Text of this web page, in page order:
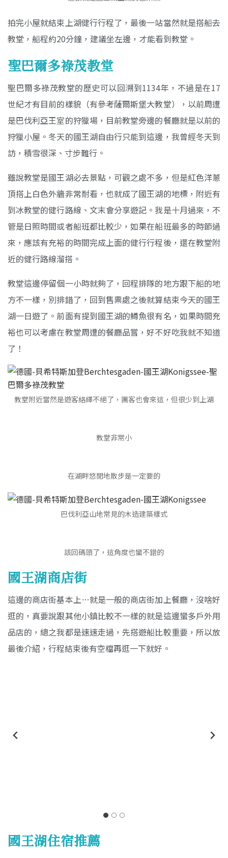
拍完小屋就結束上湖健行行程了，最後一站當然就是搭船去
教堂，船程約20分鐘，建議坐左邊，才能看到教堂。
聖巴爾多祿茂教堂
聖巴爾多祿茂教堂的歷史可以回溯到1134年，不過是在17
世紀才有目前的樣貌（有參考薩爾斯堡大教堂），以前周遭
是巴伐利亞王室的狩獵場，目前教堂旁邊的餐廳就是以前的
狩獵小屋。冬天的國王湖自由行只能到這邊，我曾經冬天到
訪，積雪很深、寸步難行。
雖說教堂是國王湖必去景點，可觀之處不多，但是紅色洋蔥
頂搭上白色外牆非常耐看，也就成了國王湖的地標，附近有
到冰教堂的健行路線、文末會分享遊記。我是十月過來，不
管是日照時間或者船班都比較少，如果在船班最多的時節過
來，應該有充裕的時間完成上面的健行行程後，還在教堂附
近的健行路線溜搭。
教堂這邊停留個一小時就夠了，回程排隊的地方跟下船的地
方不一樣，別排錯了，回到售票處之後就算結束今天的國王
湖一日遊了。前面有提到國王湖的鱒魚很有名，如果時間充
裕也可以考慮在教堂周遭的餐廳品嘗，好不好吃我就不知道
了！
教堂附近當然是遊客絡繹不絕了，團客也會來這，但很少到上湖
教堂非常小
在湖畔悠閒地散步是一定要的
巴伐利亞山地常見的木造建築樣式
該回碼頭了，這角度也蠻不錯的
國王湖商店街
這邊的商店街基本上…就是一般的商店街加上餐廳，沒啥好
逛的，真要說跟其他小鎮比較不一樣的就是這邊蠻多戶外用
品店的，總之我都是速速走過，先搭遊船比較重要，所以放
最後介紹，行程結束後有空檔再逛一下就好。
國王湖住宿推薦